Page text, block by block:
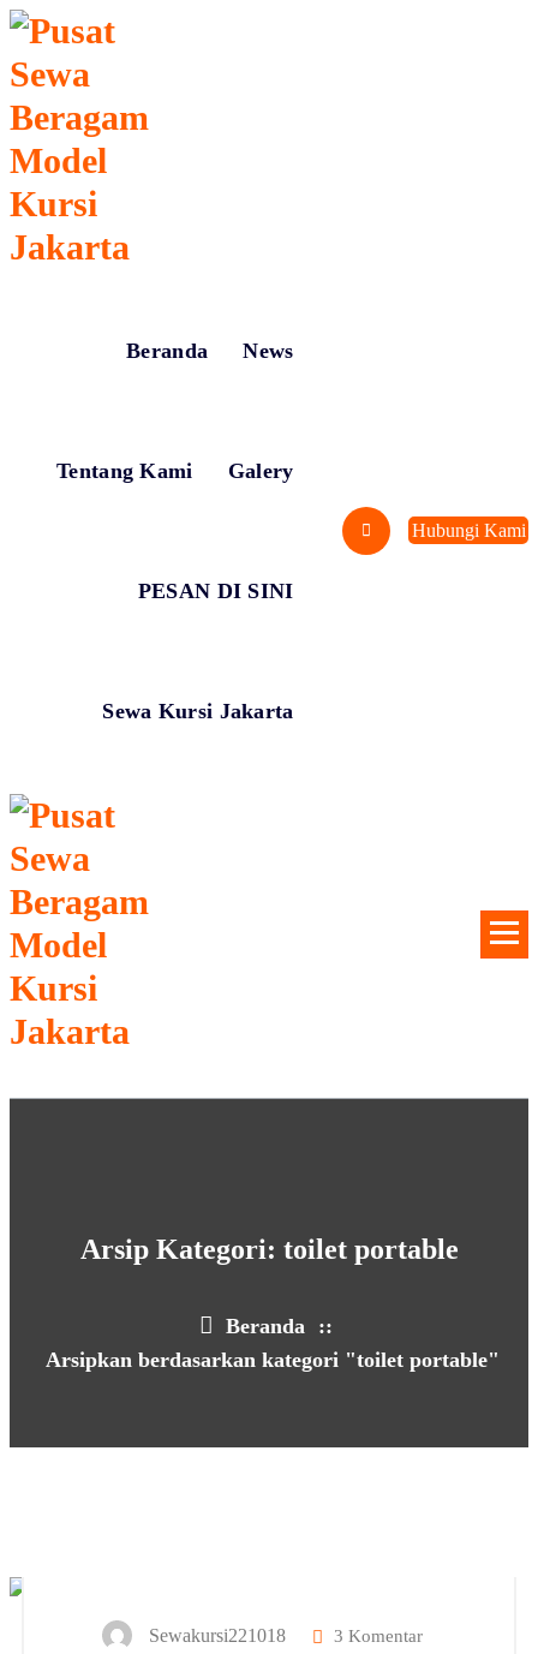
Lewati
konten
Beranda News
Tentang Kami Galery
PESAN DI SINI
Sewa Kursi Jakarta
Hubungi Kami
Arsip Kategori: toilet portable
Beranda ::
Arsipkan berdasarkan kategori "toilet portable"
Sewakursi221018 3 Komentar